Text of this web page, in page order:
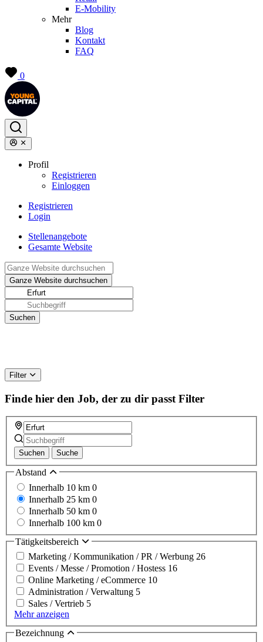
E-Mobility
Mehr
Blog
Kontakt
FAQ
0
Profil
Registrieren
Einloggen
Registrieren
Login
Stellenangebote
Gesamte Website
Filter
Finde hier den Job, der zu dir passt Filter
Suchen Suche
Abstand
Innerhalb 10 km 0
Innerhalb 25 km 0
Innerhalb 50 km 0
Innerhalb 100 km 0
Tätigkeitsbereich
Marketing / Kommunikation / PR / Werbung 26
Events / Messe / Promotion / Hostess 16
Online Marketing / eCommerce 10
Administration / Verwaltung 5
Sales / Vertrieb 5
Mehr anzeigen
Bezeichnung